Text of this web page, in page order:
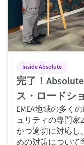
Inside Absolute
完了！
ス・ロードシ
EMEA地域の多く
ュリティの専門家
かつ適切に対応し
めの対策について